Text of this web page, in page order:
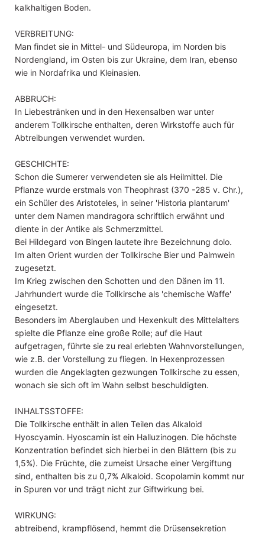
kalkhaltigen Boden.
VERBREITUNG:
Man findet sie in Mittel- und Südeuropa, im Norden bis
Nordengland, im Osten bis zur Ukraine, dem Iran, ebenso
wie in Nordafrika und Kleinasien.
ABBRUCH:
In Liebestränken und in den Hexensalben war unter
anderem Tollkirsche enthalten, deren Wirkstoffe auch für
Abtreibungen verwendet wurden.
GESCHICHTE:
Schon die Sumerer verwendeten sie als Heilmittel. Die
Pflanze wurde erstmals von Theophrast (370 -285 v. Chr.),
ein Schüler des Aristoteles, in seiner 'Historia plantarum'
unter dem Namen mandragora schriftlich erwähnt und
diente in der Antike als Schmerzmittel.
Bei Hildegard von Bingen lautete ihre Bezeichnung dolo.
Im alten Orient wurden der Tollkirsche Bier und Palmwein
zugesetzt.
Im Krieg zwischen den Schotten und den Dänen im 11.
Jahrhundert wurde die Tollkirsche als 'chemische Waffe'
eingesetzt.
Besonders im Aberglauben und Hexenkult des Mittelalters
spielte die Pflanze eine große Rolle; auf die Haut
aufgetragen, führte sie zu real erlebten Wahnvorstellungen,
wie z.B. der Vorstellung zu fliegen. In Hexenprozessen
wurden die Angeklagten gezwungen Tollkirsche zu essen,
wonach sie sich oft im Wahn selbst beschuldigten.
INHALTSSTOFFE:
Die Tollkirsche enthält in allen Teilen das Alkaloid
Hyoscyamin. Hyoscamin ist ein Halluzinogen. Die höchste
Konzentration befindet sich hierbei in den Blättern (bis zu
1,5%). Die Früchte, die zumeist Ursache einer Vergiftung
sind, enthalten bis zu 0,7% Alkaloid. Scopolamin kommt nur
in Spuren vor und trägt nicht zur Giftwirkung bei.
WIRKUNG:
abtreibend, krampflösend, hemmt die Drüsensekretion